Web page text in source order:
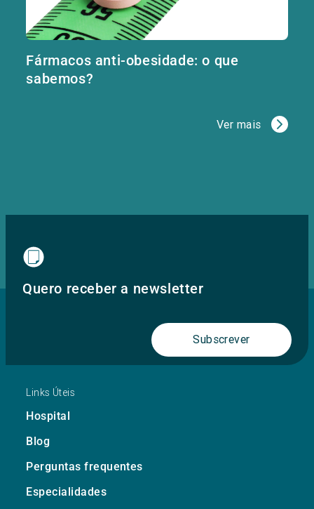
Fármacos anti-obesidade: o que
sabemos?
Ver mais
Quero receber a newsletter
Subscrever
Links Úteis
Hospital
Blog
Perguntas frequentes
Especialidades